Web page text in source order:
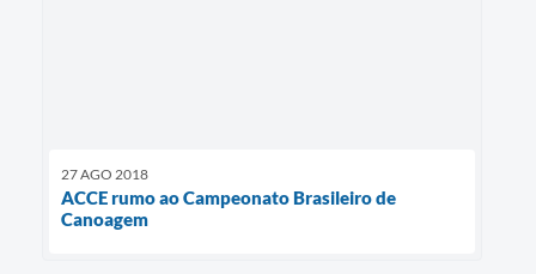
27 AGO 2018
ACCE rumo ao Campeonato Brasileiro de
Canoagem